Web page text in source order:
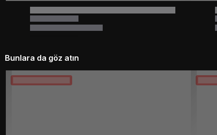
Bunlara da göz atın